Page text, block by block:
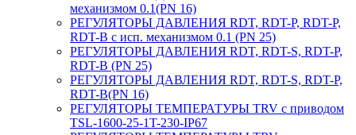
механизмом 0.1(PN 16)
РЕГУЛЯТОРЫ ДАВЛЕНИЯ RDT, RDT-P, RDT-P,
RDT-B с исп. механизмом 0.1 (PN 25)
РЕГУЛЯТОРЫ ДАВЛЕНИЯ RDT, RDT-S, RDT-P,
RDT-B (PN 25)
РЕГУЛЯТОРЫ ДАВЛЕНИЯ RDT, RDT-S, RDT-P,
RDT-B(PN 16)
РЕГУЛЯТОРЫ ТЕМПЕРАТУРЫ TRV с приводом
TSL-1600-25-1T-230-IP67